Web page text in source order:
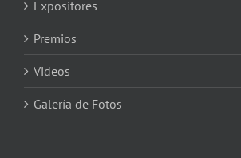
Expositores
Premios
Videos
Galería de Fotos